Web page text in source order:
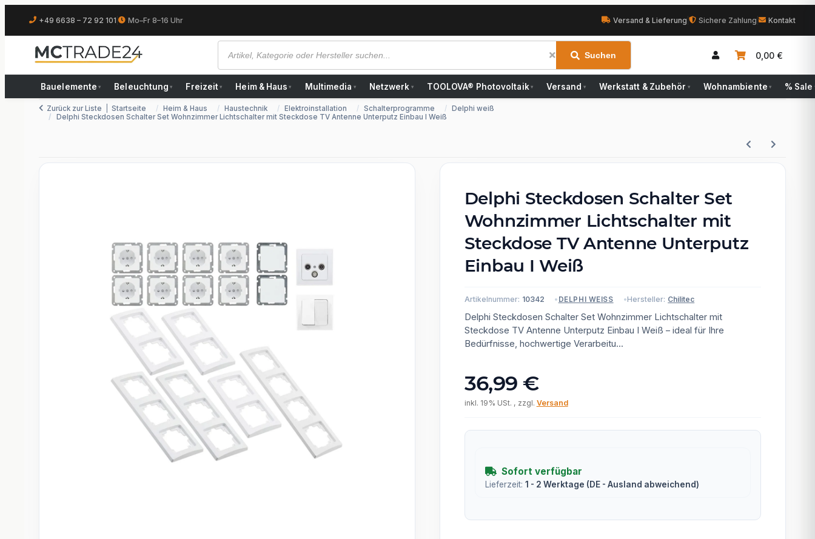
+49 6638 – 72 92 101 Mo–Fr 8–16 Uhr Versand & Lieferung Sichere Zahlung Kontakt
Suchen 0,00 €
Bauelemente ▾ Beleuchtung ▾ Freizeit ▾ Heim & Haus ▾ Multimedia ▾ Netzwerk ▾ TOOLOVA® Photovoltaik ▾ Versand ▾ Werkstatt & Zubehör ▾ Wohnambiente ▾ % Sale
Zurück zur Liste Startseite Heim & Haus Haustechnik Elektroinstallation Schalterprogramme
Delphi weiß
Delphi Steckdosen Schalter Set Wohnzimmer Lichtschalter mit Steckdose TV Antenne Unterputz Einbau I Weiß
Delphi Steckdosen Schalter Set
Wohnzimmer Lichtschalter mit
Steckdose TV Antenne Unterputz
Einbau I Weiß
Artikelnummer: 10342 DELPHI WEISS Hersteller: Chilitec
Delphi Steckdosen Schalter Set Wohnzimmer Lichtschalter mit
Steckdose TV Antenne Unterputz Einbau I Weiß – ideal für Ihre
Bedürfnisse, hochwertige Verarbeitu...
36,99 €
inkl. 19% USt. , zzgl. Versand
Sofort verfügbar
Lieferzeit: 1 - 2 Werktage (DE - Ausland abweichend)